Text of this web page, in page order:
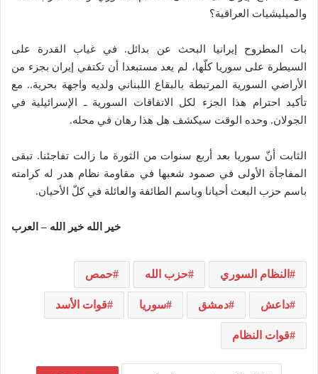
والميليشيات العراقية؟
بات المطروح إيرانيا البحث عن بدائل. في غياب القدرة على
السيطرة على سوريا كلّها، لم يعد مستبعدا أن تكتفي إيران بجزء من
الأراضي السورية المرتبطة بالبقاع اللبناني ولديه واجهة بحرية.. مع
تأكيد احترام هذا الجزء لكل الاتفاقات السورية ـ الإسرائيلية في
الجولان. وحده الوقت سيكشف هل هذا رهان في محله.
الثابت أنّ سوريا بعد أربع سنوات من الثورة ما زالت تفاجئنا. تبقى
المفاجأة الأولى في صمود شعبها في مقاومة نظام هدر له كرامته
باسم حزب البعث أحيانا وباسم الطائفة والعائلة في كلّ الأحيان.
خير الله خير الله – العرب
النظام السوري حزب الله حمص
داعش دمشق سوريا قوات الأسد
قوات النظام